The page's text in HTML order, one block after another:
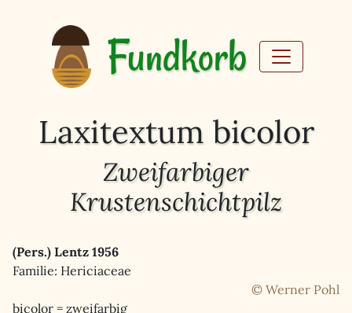
Fundkorb
Laxitextum bicolor
Zweifarbiger
Krustenschichtpilz
(Pers.) Lentz 1956
Familie: Hericiaceae
© Werner Pohl
bicolor = zweifarbig